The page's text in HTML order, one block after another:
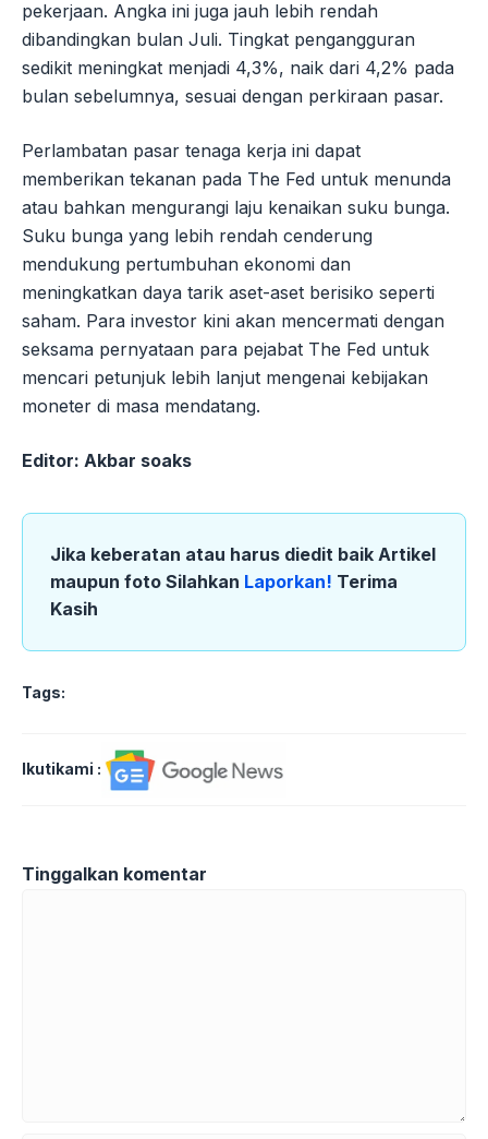
pekerjaan. Angka ini juga jauh lebih rendah
dibandingkan bulan Juli. Tingkat pengangguran
sedikit meningkat menjadi 4,3%, naik dari 4,2% pada
bulan sebelumnya, sesuai dengan perkiraan pasar.
Perlambatan pasar tenaga kerja ini dapat
memberikan tekanan pada The Fed untuk menunda
atau bahkan mengurangi laju kenaikan suku bunga.
Suku bunga yang lebih rendah cenderung
mendukung pertumbuhan ekonomi dan
meningkatkan daya tarik aset-aset berisiko seperti
saham. Para investor kini akan mencermati dengan
seksama pernyataan para pejabat The Fed untuk
mencari petunjuk lebih lanjut mengenai kebijakan
moneter di masa mendatang.
Editor: Akbar soaks
Jika keberatan atau harus diedit baik Artikel
maupun foto Silahkan Laporkan! Terima
Kasih
Tags:
Ikutikami :
Tinggalkan komentar